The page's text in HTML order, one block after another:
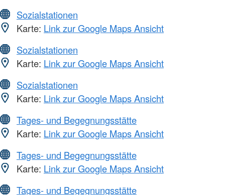
Sozialstationen
Karte: Link zur Google Maps Ansicht
Sozialstationen
Karte: Link zur Google Maps Ansicht
Sozialstationen
Karte: Link zur Google Maps Ansicht
Tages- und Begegnungsstätte
Karte: Link zur Google Maps Ansicht
Tages- und Begegnungsstätte
Karte: Link zur Google Maps Ansicht
Tages- und Begegnungsstätte